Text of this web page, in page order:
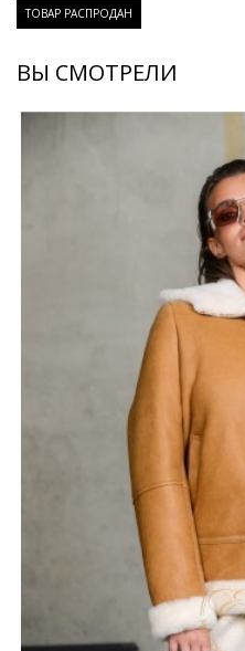
ТОВАР РАСПРОДАН
ВЫ СМОТРЕЛИ